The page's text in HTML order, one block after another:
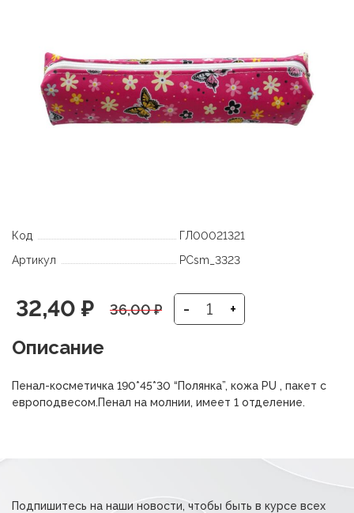
Код
ГЛ00021321
Артикул
PCsm_3323
36,00₽
Первоначальная
цена
составляла
36,00 ₽.
32,40 ₽
Текущая
цена:
32,40 ₽.
- +
Описание
Пенал-косметичка 190*45*30 “Полянка”, кожа PU , пакет с
европодвесом.Пенал на молнии, имеет 1 отделение.
Подпишитесь на наши новости, чтобы быть в курсе всех